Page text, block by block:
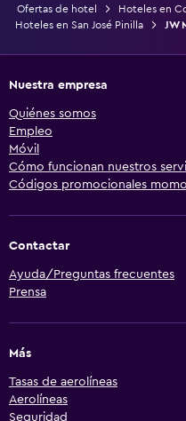
Habitación
Despertador
Armario o clóset
Gimnasio
Fax/fotocopiadora
Ofertas de hotel Hoteles en
Hoteles en San José Pinilla
JW
Nuestra empresa
Quiénes somos
Empleo
Móvil
Cómo funcionan nuestros
Códigos promocionales
Contactar
Ayuda/Preguntas frecuentes
Prensa
Más
Tasas de aerolíneas
Aerolíneas
Seguridad